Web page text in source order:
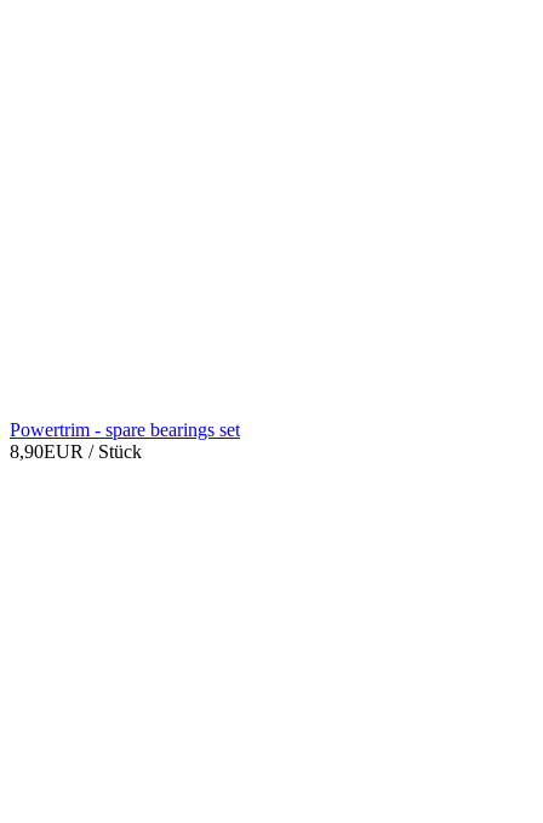
Powertrim - spare bearings set
8,90EUR / Stück